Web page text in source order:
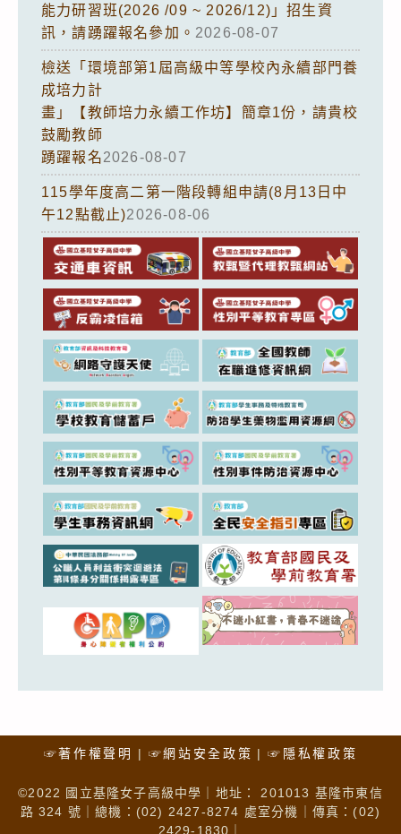
能力研習班(2026 /09 ~ 2026/12)」招生資
訊，請踴躍報名參加。 2026-08-07
檢送「環境部第1屆高級中等學校內永續部門養
成培力計
畫」【教師培力永續工作坊】簡章1份，請貴校
鼓勵教師
踴躍報名2026-08-07
115學年度高二第一階段轉組申請(8月13日中
午12點截止)2026-08-06
☞著作權聲明 ☞網站安全政策 ☞隱私權政策
©2022 國立基隆女子高級中學｜地址： 201013 基隆市東信
路 324 號｜總機：(02) 2427-8274 處室分機｜傳真：(02)
2429-1830｜